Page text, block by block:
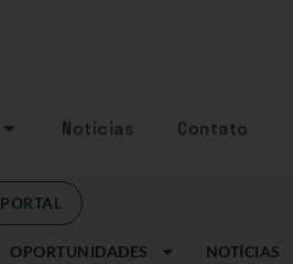
Notícias Contato
PORTAL
OPORTUNIDADES NOTÍCIAS